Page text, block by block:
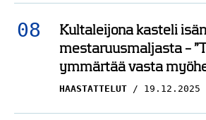
Kultaleijona kasteli
mestaruusmaljasta –
ymmärtää vasta
HAASTATTELUT 19.12.2025